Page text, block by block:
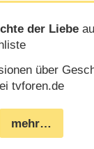
der Liebe
über
tvforen.de
mehr…